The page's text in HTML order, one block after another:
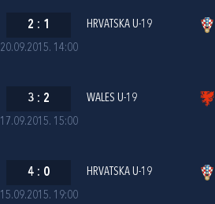
20.09.2015. 14:00
2 : 1 HRVATSKA U-19
17.09.2015. 15:00
3 : 2 WALES U-19
15.09.2015. 19:00
4 : 0 HRVATSKA U-19